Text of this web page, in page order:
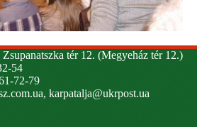
tér 12. (Megyeház tér 12.)
54
72-79
, karpatalja@ukrpost.ua